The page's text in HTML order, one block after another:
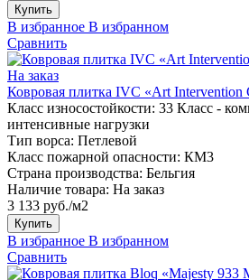
Купить
В избранное В избранном
Сравнить
На заказ
Ковровая плитка IVC «Art Intervention
Класс износостойкости: 33 Класс -
интенсивные нагрузки
Тип ворса: Петлевой
Класс пожарной опасности: КМ3
Страна производства: Бельгия
Наличие товара: На заказ
3 133 руб./м2
Купить
В избранное В избранном
Сравнить